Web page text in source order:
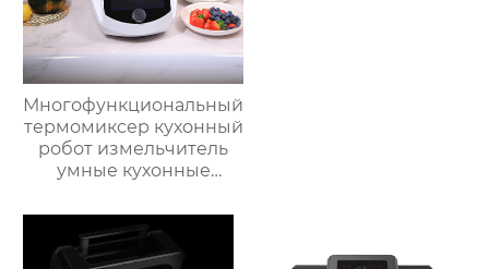
Многофункциональный
термомиксер кухонный
робот измельчитель
умные кухонные
термомиксер Китай
для продажи с
мясорубкой и Wi-Fi